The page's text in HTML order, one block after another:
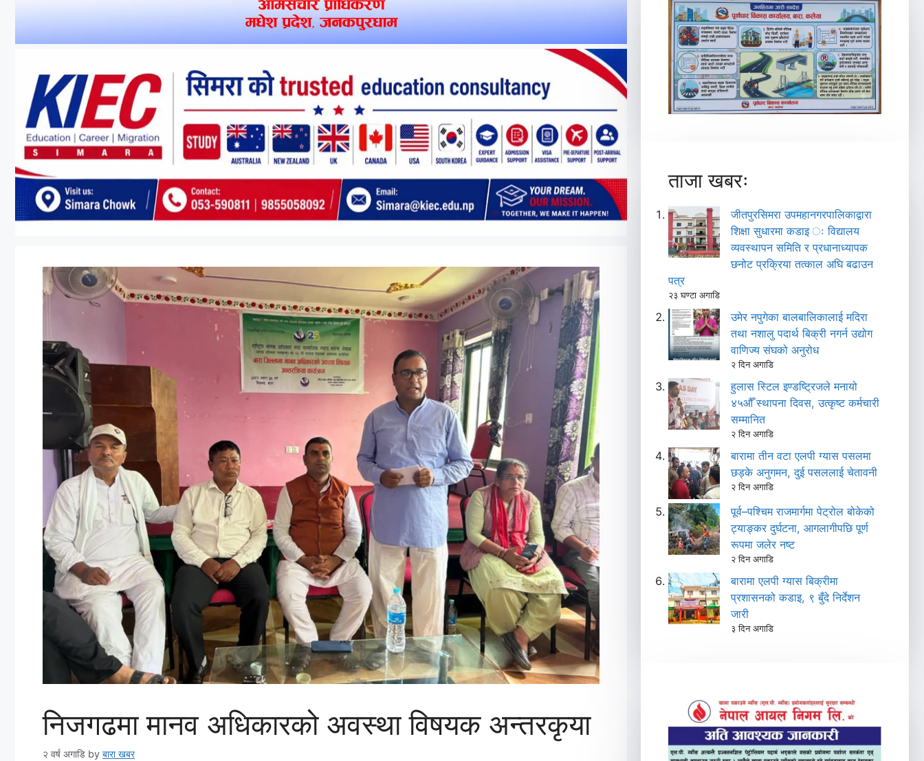
निजगढमा मानव अधिकारको अवस्था विषयक अन्तरकृया
२ वर्ष अगाडि by बारा खबर
ताजा खबरः
जीतपुरसिमरा उपमहानगरपालिकाद्वारा
शिक्षा सुधारमा कडाइ ः विद्यालय
व्यवस्थापन समिति र प्रधानाध्यापक
छनोट प्रक्रिया तत्काल अघि बढाउन
पत्र
२३ घण्टा अगाडि
उमेर नपुगेका बालबालिकालाई मदिरा
तथा नशालु पदार्थ बिक्री नगर्न उद्योग
वाणिज्य संघको अनुरोध
२ दिन अगाडि
हुलास स्टिल इण्डष्ट्रिजले मनायो
४५औँ स्थापना दिवस, उत्कृष्ट कर्मचारी
सम्मानित
२ दिन अगाडि
बारामा तीन वटा एलपी ग्यास पसलमा
छड्के अनुगमन, दुई पसललाई चेतावनी
२ दिन अगाडि
पूर्व–पश्चिम राजमार्गमा पेट्रोल बोकेको
ट्याङ्कर दुर्घटना, आगलागीपछि पूर्ण
रूपमा जलेर नष्ट
२ दिन अगाडि
बारामा एलपी ग्यास बिक्रीमा
प्रशासनको कडाइ, ९ बुँदे निर्देशन
जारी
३ दिन अगाडि